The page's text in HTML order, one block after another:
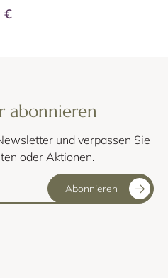
€
abonnieren
und verpassen Sie
oder Aktionen.
Abonnieren